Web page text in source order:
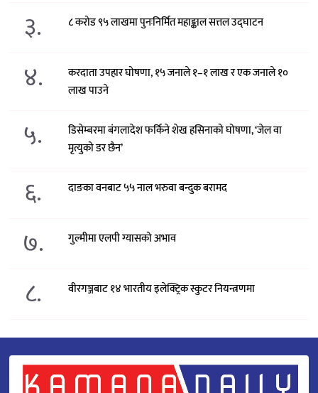
३. ८ करोड ९५ लाखमा पुनःनिर्मित महाङ्काल सत्तल उद्घाटन
४.
करदाता उपहार घोषणा, १५ जनाले १–१ लाख र एक जनाले १०
लाख पाउने
५.
डिसेम्बरमा बंगलादेश फर्किने शेख हसिनाको घोषणा, ‘जेल वा
मृत्युको डर छैन’
६. दाङका वनबाट ५५ नाल भरुवा बन्दुक बरामद
७. गुल्मीमा एलपी ग्यासको अभाव
८. वीरगञ्जबाट १४ भारतीय इलेक्ट्रिक स्कुटर नियन्त्रणमा